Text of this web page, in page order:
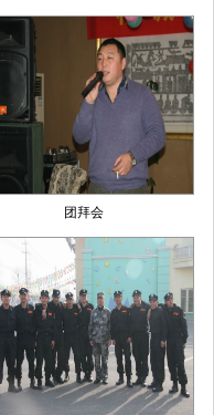
团拜会